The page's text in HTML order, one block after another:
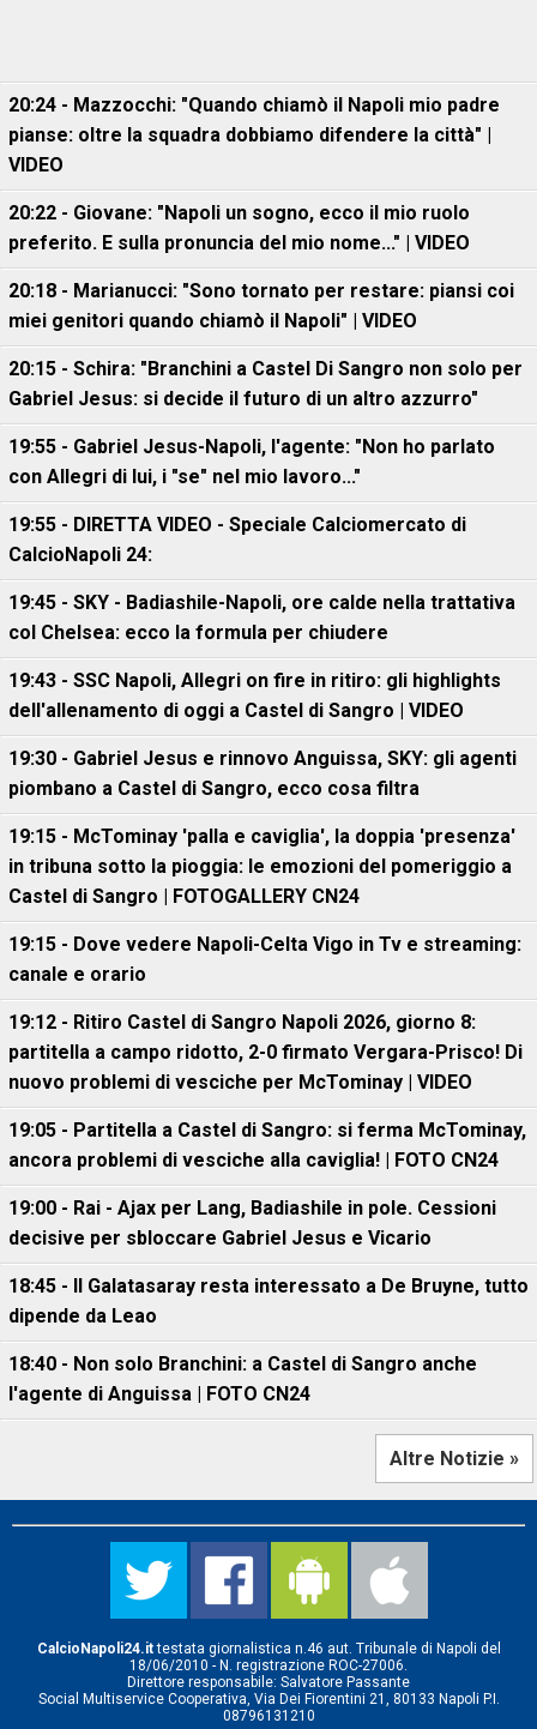
20:24 - Mazzocchi: "Quando chiamò il Napoli mio padre
pianse: oltre la squadra dobbiamo difendere la città" |
VIDEO
20:22 - Giovane: "Napoli un sogno, ecco il mio ruolo
preferito. E sulla pronuncia del mio nome..." | VIDEO
20:18 - Marianucci: "Sono tornato per restare: piansi coi
miei genitori quando chiamò il Napoli" | VIDEO
20:15 - Schira: "Branchini a Castel Di Sangro non solo per
Gabriel Jesus: si decide il futuro di un altro azzurro"
19:55 - Gabriel Jesus-Napoli, l'agente: "Non ho parlato
con Allegri di lui, i "se" nel mio lavoro..."
19:55 - DIRETTA VIDEO - Speciale Calciomercato di
CalcioNapoli 24:
19:45 - SKY - Badiashile-Napoli, ore calde nella trattativa
col Chelsea: ecco la formula per chiudere
19:43 - SSC Napoli, Allegri on fire in ritiro: gli highlights
dell'allenamento di oggi a Castel di Sangro | VIDEO
19:30 - Gabriel Jesus e rinnovo Anguissa, SKY: gli agenti
piombano a Castel di Sangro, ecco cosa filtra
19:15 - McTominay 'palla e caviglia', la doppia 'presenza'
in tribuna sotto la pioggia: le emozioni del pomeriggio a
Castel di Sangro | FOTOGALLERY CN24
19:15 - Dove vedere Napoli-Celta Vigo in Tv e streaming:
canale e orario
19:12 - Ritiro Castel di Sangro Napoli 2026, giorno 8:
partitella a campo ridotto, 2-0 firmato Vergara-Prisco! Di
nuovo problemi di vesciche per McTominay | VIDEO
19:05 - Partitella a Castel di Sangro: si ferma McTominay,
ancora problemi di vesciche alla caviglia! | FOTO CN24
19:00 - Rai - Ajax per Lang, Badiashile in pole. Cessioni
decisive per sbloccare Gabriel Jesus e Vicario
18:45 - Il Galatasaray resta interessato a De Bruyne, tutto
dipende da Leao
18:40 - Non solo Branchini: a Castel di Sangro anche
l'agente di Anguissa | FOTO CN24
Altre Notizie »
CalcioNapoli24.ittestata giornalistica n.46 aut. Tribunale di Napoli del
18/06/2010 - N. registrazione ROC-27006.
Direttore responsabile: Salvatore Passante
Social Multiservice Cooperativa, Via Dei Fiorentini 21, 80133 Napoli P.I.
08796131210